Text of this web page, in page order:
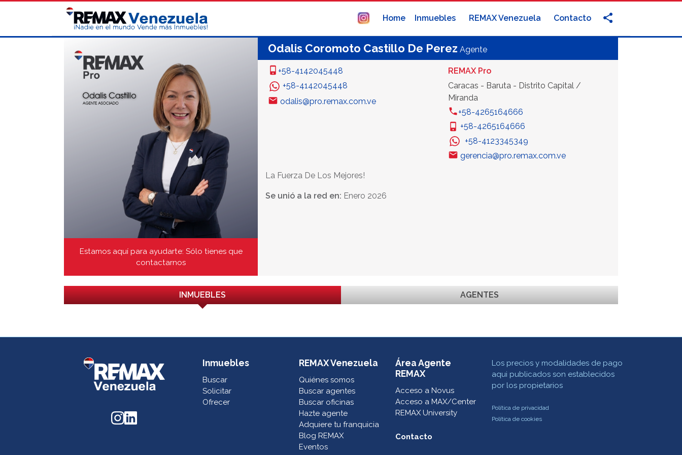
Home Inmuebles REMAX Venezuela Contacto
Estamos aquí para ayudarte: Sólo tienes que
contactarnos
Odalis Coromoto Castillo De Perez Agente
+58-4142045448
+58-4142045448
odalis@pro.remax.com.ve
REMAX Pro
Caracas - Baruta - Distrito Capital /
Miranda
+58-4265164666
+58-4265164666
+58-4123345349
gerencia@pro.remax.com.ve
La Fuerza De Los Mejores!
Se unió a la red en: Enero 2026
INMUEBLES AGENTES
Inmuebles
Buscar
Solicitar
Ofrecer
REMAX Venezuela
Quiénes somos
Buscar agentes
Buscar oficinas
Hazte agente
Adquiere tu franquicia
Blog REMAX
Eventos
Área Agente
REMAX
Acceso a Novus
Acceso a MAX/Center
REMAX University
Contacto
Los precios y modalidades de pago
aqui publicados son establecidos
por los propietarios
Política de privacidad
Política de cookies